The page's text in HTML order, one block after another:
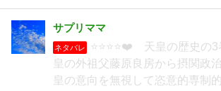
サプリママ
ネタバレ
⭐⭐⭐⭐❤️ 天皇の歴史の3
皇の外祖父藤原良房から摂関政
皇の意向を無視して恣意的専制